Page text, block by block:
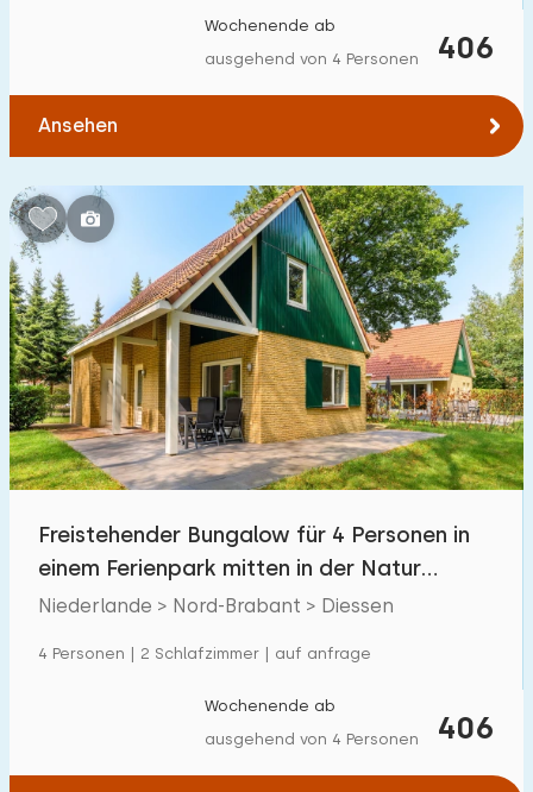
406
Wochenende ab
ausgehend von 4 Personen
Ansehen
Freistehender Bungalow für 4 Personen in
einem Ferienpark mitten in der Natur
Brabants
Niederlande > Nord-Brabant > Diessen
4 Personen | 2 Schlafzimmer | auf anfrage
406
Wochenende ab
ausgehend von 4 Personen